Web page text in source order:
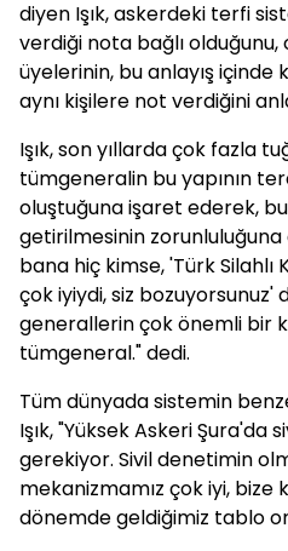
diyen Işık, askerdeki terfi
verdiği nota bağlı olduğunu,
üyelerinin, bu anlayış
aynı kişilere not verdiğini
Işık, son yıllarda çok fazla
tümgeneralin bu yapının
oluştuğuna işaret ederek,
getirilmesinin zorunluluğuna
bana hiç kimse, 'Türk
çok iyiydi, siz bozuyorsunuz'
generallerin çok önemli bir
tümgeneral." dedi.
Tüm dünyada sistemin
Işık, "Yüksek Askeri Şura'da
gerekiyor. Sivil denetimin
mekanizmamız çok iyi, bize
dönemde geldiğimiz tablo